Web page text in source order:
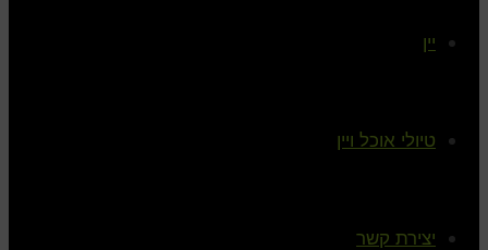
יין
טיולי אוכל ויין
יצירת קשר